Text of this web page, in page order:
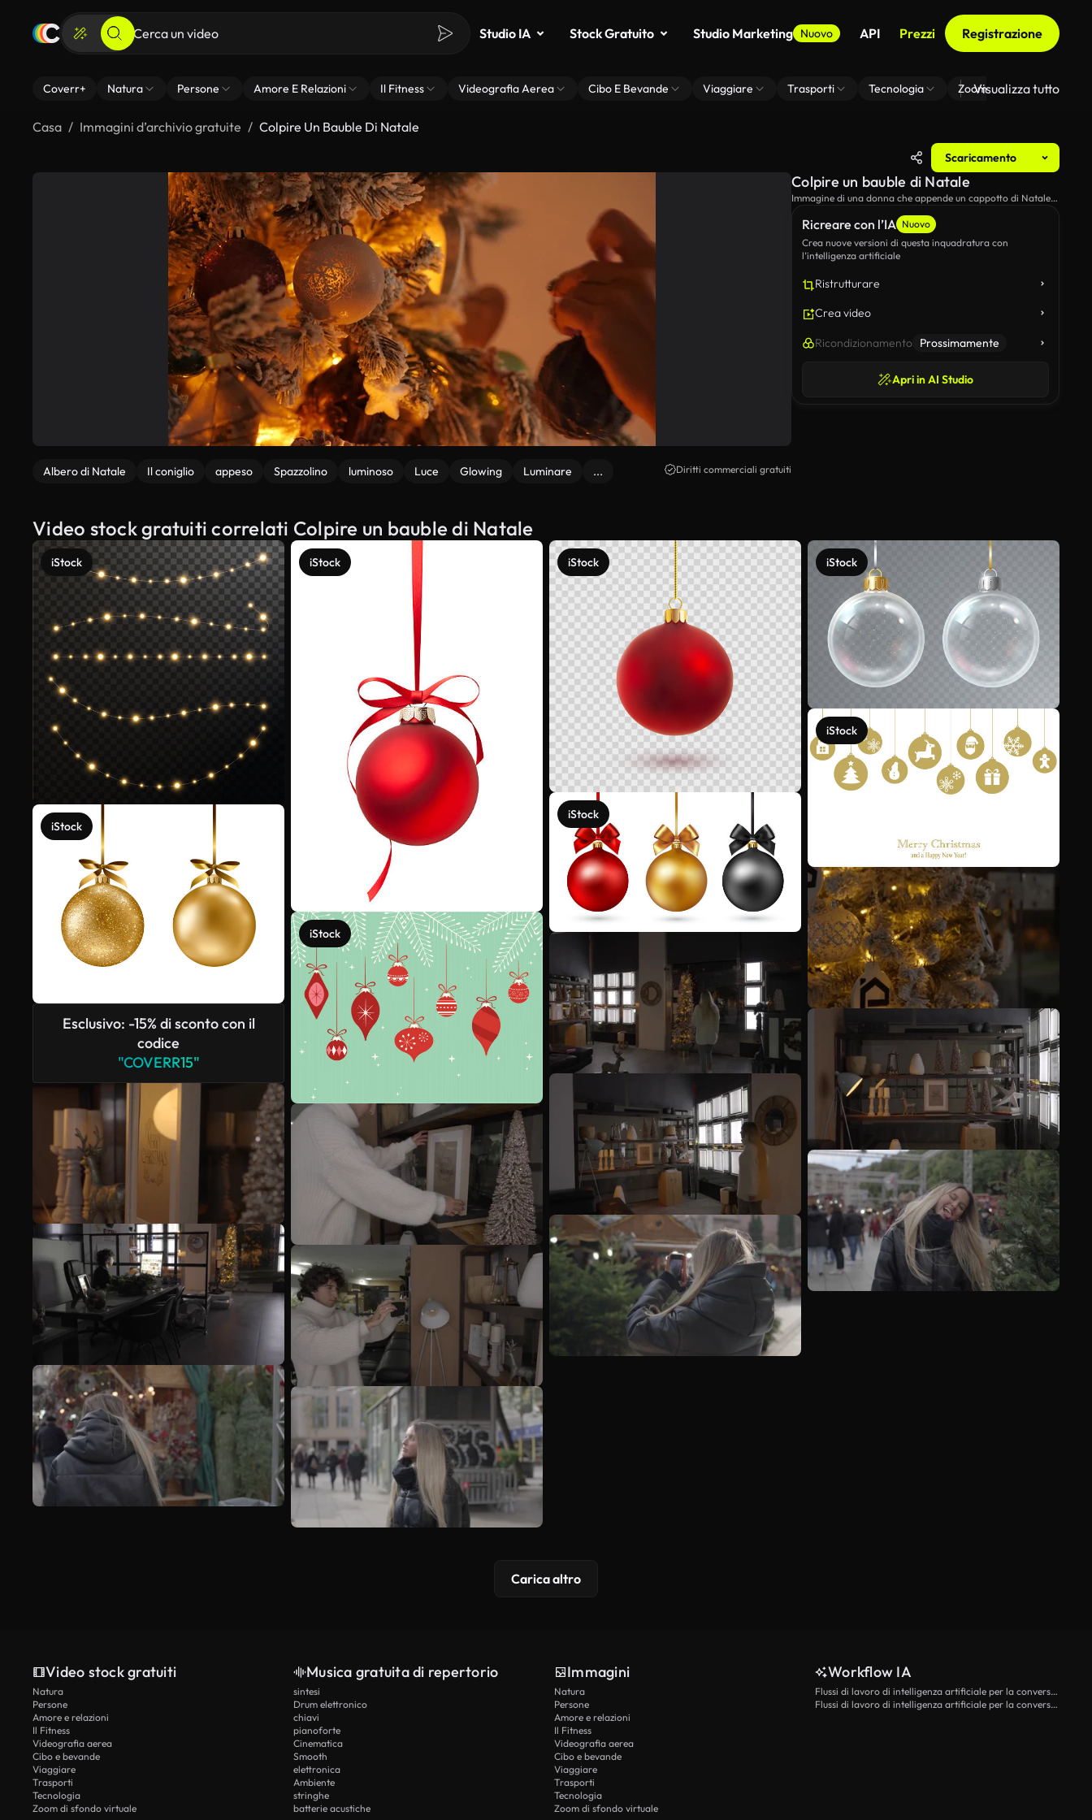
Studio IA Stock Gratuito Studio Marketing Nuovo API Prezzi Registrazione
Coverr+ Natura Persone Amore E Relazioni Il Fitness Videografia Aerea Cibo E Bevande Viaggiare Trasporti Tecnologia Zoom Di Sfondo Virtuale
Visualizza tutto
Casa Immagini d’archivio gratuite Colpire Un Bauble Di Natale
Scaricamento
Albero di Natale Il coniglio appeso Spazzolino luminoso Luce Glowing Luminare ... Diritti commerciali gratuiti
Ricreare con l’IA Nuovo
Crea nuove versioni di questa inquadratura con
l’intelligenza artificiale
Ristrutturare
Crea video
Ricondizionamento Prossimamente
Apri in AI Studio
Colpire un bauble di Natale
Immagine di una donna che appende un cappotto di Natale
Video stock gratuiti correlati Colpire un bauble di Natale
iStock
iStock
Esclusivo: -15% di sconto con il
codice
"COVERR15"
iStock
iStock
iStock
iStock
iStock
iStock
Scopri di più
Carica altro
Video stock gratuiti
Natura
Persone
Amore e relazioni
Il Fitness
Videografia aerea
Cibo e bevande
Viaggiare
Trasporti
Tecnologia
Zoom di sfondo virtuale
Musica gratuita di repertorio
sintesi
Drum elettronico
chiavi
pianoforte
Cinematica
Smooth
elettronica
Ambiente
stringhe
batterie acustiche
Immagini
Natura
Persone
Amore e relazioni
Il Fitness
Videografia aerea
Cibo e bevande
Viaggiare
Trasporti
Tecnologia
Zoom di sfondo virtuale
Workflow IA
Flussi di lavoro di intelligenza artificiale per la conversione da testo a video
Flussi di lavoro di intelligenza artificiale per la conversione di immagini in video